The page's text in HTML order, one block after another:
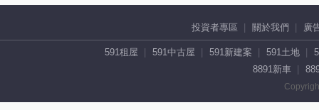
投資者專區 關於我們 廣
591租屋 591中古屋 591新建案 591土地
8891新車